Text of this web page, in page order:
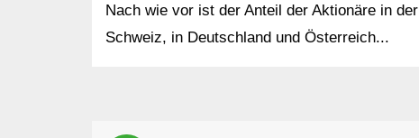
Nach wie vor ist der Anteil der Aktionäre in der
Schweiz, in Deutschland und Österreich...